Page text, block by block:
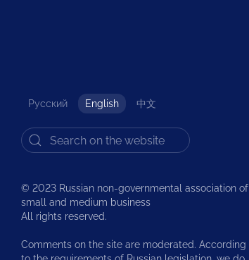
Русский English 中文
© 2023 Russian non-governmental association of
small and medium business
All rights reserved.
Comments on the site are moderated. According